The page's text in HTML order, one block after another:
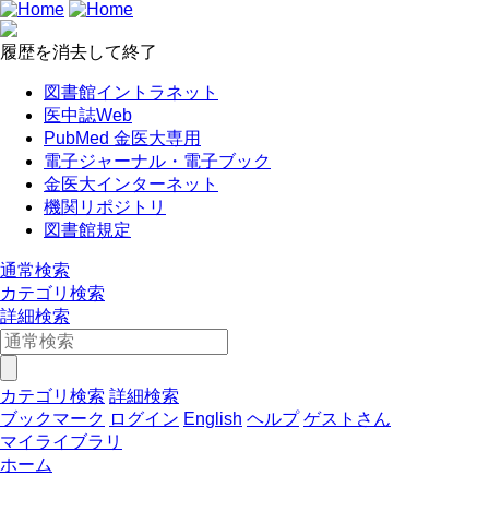
履歴を消去して終了
図書館イントラネット
医中誌Web
PubMed 金医大専用
電子ジャーナル・電子ブック
金医大インターネット
機関リポジトリ
図書館規定
通常検索
カテゴリ検索
詳細検索
カテゴリ検索 詳細検索
ブックマーク ログイン English ヘルプ ゲストさん
マイライブラリ
ホーム